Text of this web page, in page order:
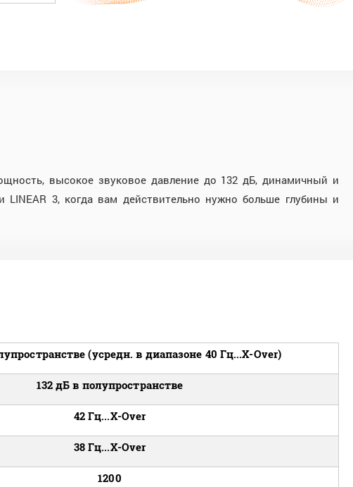
высокое звуковое давление до 132 дБ, динамичный и
3, когда вам действительно нужно больше глубины и
(усредн. в диапазоне 40 Гц...X-Over)
132 дБ в полупространстве
42 Гц...X-Over
38 Гц...X-Over
1200